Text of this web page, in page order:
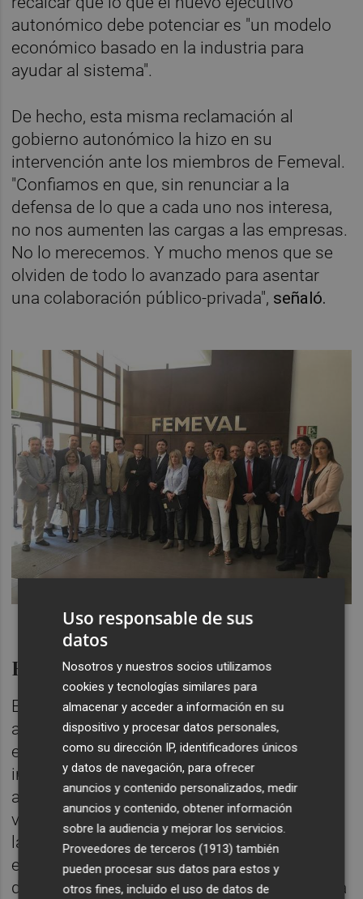
autonómico debe potenciar es "un modelo
económico basado en la industria para
ayudar al sistema".
De hecho, esta misma reclamación al
gobierno autonómico la hizo en su
intervención ante los miembros de Femeval.
"Confiamos en que, sin renunciar a la
defensa de lo que a cada uno nos interesa,
no nos aumenten las cargas a las empresas.
No lo merecemos. Y mucho menos que se
olviden de todo lo avanzado para asentar
una colaboración público-privada", señaló.
Retos futuros
El reto marcado para estos próximos cuatro
años, es, a su juicio, la adaptación de las
empresas a la nueva economía digital y la
industria 4.0, para lo que la nueva ejecutiva
apostará por la generación de servicios con
valor añadido y la formación para "adecuar a
las personas a esta nueva realidad y que la
empresas se suban al tren de la
digitalización". Y es que este cambio hacía la
Uso responsable de sus
datos
Nosotros y nuestros socios utilizamos
cookies y tecnologías similares para
almacenar y acceder a información en su
dispositivo y procesar datos personales,
como su dirección IP, identificadores únicos
y datos de navegación, para ofrecer
anuncios y contenido personalizados, medir
anuncios y contenido, obtener información
sobre la audiencia y mejorar los servicios.
Proveedores de terceros (1913) también
pueden procesar sus datos para estos y
otros fines, incluido el uso de datos de